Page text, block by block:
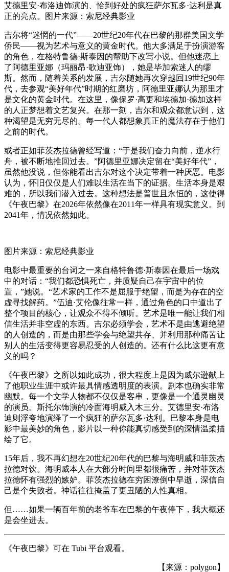
艾德里安·布洛迪饰演的、恰到好处的疯狂萨尔瓦多·达利是真
正的亮点。图片来源：索尼经典影业
吉尔将“迷惘的一代”——20世纪20年代在巴黎的那群美国文学
侨民——视为艺术与意义的黄金时代。他大多满足于扮演游客
的角色，在格特鲁德·斯泰因的帮助下改写小说。但他迷恋上
了阿德里亚娜（玛丽昂·歌迪亚饰），她是毕加索迷人的缪
斯。然而，随着关系的发展，吉尔随她再次穿越回19世纪90年
代，去参观“美好年代”时期的红磨坊，阿德里亚娜认为那里才
是文化的黄金时代。在这里，像保罗·高更和埃德加·德加这样
的人正梦想着文艺复兴。在那一刻，吉尔和观众都意识到，这
种渴望是无穷无尽的。每一代人都想象真正的魔法存在于他们
之前的时代。
或者正如菲茨杰拉德曾经写道：“于是我们奋力向前，逆水行
舟，被不断地推回过去。”阿德里亚娜决定留在“美好年代”，
虽然他没说，但你能看出吉尔对这个决定带着一种厌恶。电影
认为，怀旧仅仅是人们难以生活在当下的证据。生活本身是艰
难的，所以我们潜入过去。这种想法是普世且永恒的，这使得
《午夜巴黎》在2026年依然像在2011年一样具有现实意义。到
2041年，情况依然如此。
图片来源：索尼经典影业
电影中最重要的台词之一来自格特鲁德·斯泰因在最后一场戏
中的对话：“我们都恐惧死亡，并质疑自己在宇宙中的位
置，”她说。“艺术家的工作不是屈服于绝望，而是为存在的空
虚寻找解药。”伍迪·艾伦像往常一样，通过角色的口中道出了
整个项目的核心，让观众不得不倾听。艺术是唯一能让我们相
信生活并非空虚的东西。吉尔必须学会，艺术不是由逃避绝望
的人创造的，而是由那些学会与绝望共存、并利用那种痛苦让
别人的生活变得更容易忍受的人创造的。还有什么比这更有意
义的吗？
《午夜巴黎》之所以如此成功，很大程度上是因为威尔逊献上
了他职业生涯中或许最具情感透明度的表演。剧本也确实非常
幽默。每一个文学人物都不仅仅是客串，更像是一个通灵幽灵
的演员。斯托尔饰演的冷面海明威入木三分。艾德里安·布洛
迪则浮夸地演绎了一个疯狂的萨尔瓦多·达利。巴黎本身是电
影中最美妙的角色，影片以一种你能真切感受到的深情温柔描
绘了它。
15年后，我不再幻想在20世纪20年代的巴黎与海明威和菲茨杰
拉德对饮。海明威本人在大部分时间里都很痛苦，并对菲茨杰
拉德怀有强烈的嫉妒。菲茨杰拉德在穷困潦倒中早逝，深信自
己是个失败者。神话往往掩盖了更丑陋的人性真相。
但……如果一辆百年前的老爷车在巴黎的午夜停下，我大概还
是会坐进去。
《午夜巴黎》可在 Tubi 平台观看。
【来源：polygon】